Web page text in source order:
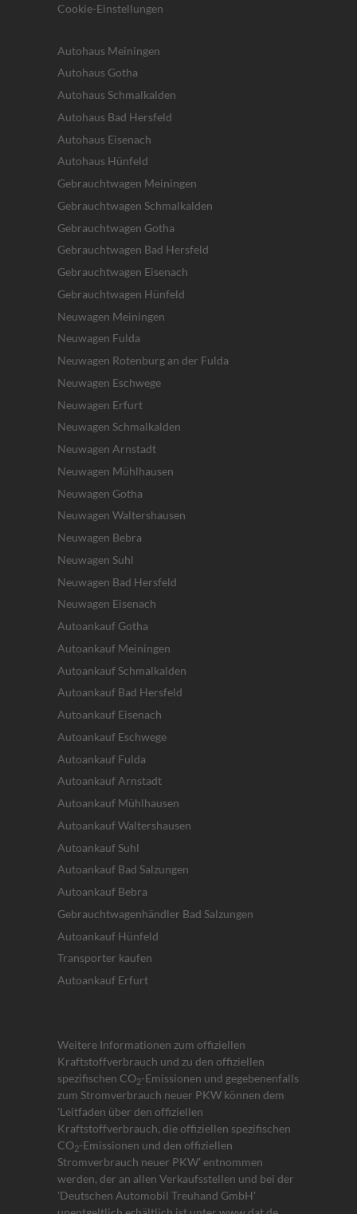
Cookie-Einstellungen
Autohaus Meiningen
Autohaus Gotha
Autohaus Schmalkalden
Autohaus Bad Hersfeld
Autohaus Eisenach
Autohaus Hünfeld
Gebrauchtwagen Meiningen
Gebrauchtwagen Schmalkalden
Gebrauchtwagen Gotha
Gebrauchtwagen Bad Hersfeld
Gebrauchtwagen Eisenach
Gebrauchtwagen Hünfeld
Neuwagen Meiningen
Neuwagen Fulda
Neuwagen Rotenburg an der Fulda
Neuwagen Eschwege
Neuwagen Erfurt
Neuwagen Schmalkalden
Neuwagen Arnstadt
Neuwagen Mühlhausen
Neuwagen Gotha
Neuwagen Waltershausen
Neuwagen Bebra
Neuwagen Suhl
Neuwagen Bad Hersfeld
Neuwagen Eisenach
Autoankauf Gotha
Autoankauf Meiningen
Autoankauf Schmalkalden
Autoankauf Bad Hersfeld
Autoankauf Eisenach
Autoankauf Eschwege
Autoankauf Fulda
Autoankauf Arnstadt
Autoankauf Mühlhausen
Autoankauf Waltershausen
Autoankauf Suhl
Autoankauf Bad Salzungen
Autoankauf Bebra
Gebrauchtwagenhändler Bad Salzungen
Autoankauf Hünfeld
Transporter kaufen
Autoankauf Erfurt
Weitere Informationen zum offiziellen
Kraftstoffverbrauch und zu den offiziellen
spezifischen CO2-Emissionen und gegebenenfalls
zum Stromverbrauch neuer PKW können dem
'Leitfaden über den offiziellen
Kraftstoffverbrauch, die offiziellen spezifischen
CO2-Emissionen und den offiziellen
Stromverbrauch neuer PKW' entnommen
werden, der an allen Verkaufsstellen und bei der
'Deutschen Automobil Treuhand GmbH'